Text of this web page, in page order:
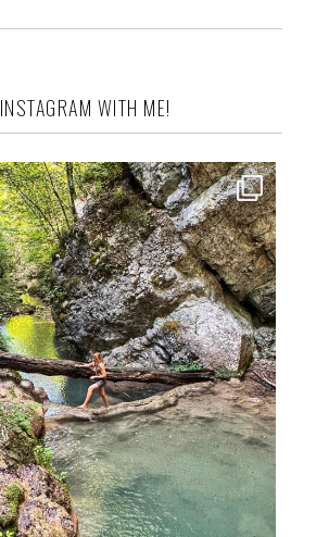
INSTAGRAM WITH ME!